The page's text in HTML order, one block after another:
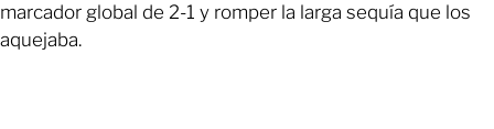
marcador global de 2-1 y romper la larga sequía que los
aquejaba.